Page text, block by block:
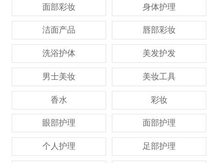
面部彩妆 身体护理
洁面产品 唇部彩妆
洗浴护体 美发护发
男士美妆 美妆工具
香水 彩妆
眼部护理 面部护理
个人护理 足部护理